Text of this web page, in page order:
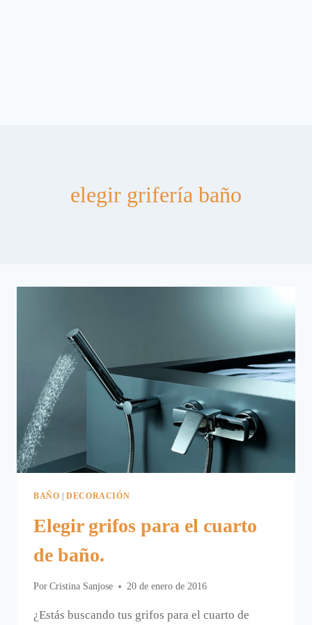
elegir grifería baño
BAÑO |DECORACIÓN
Elegir grifos para el cuarto
de baño.
Por Cristina Sanjose 20 de enero de 2016
¿Estás buscando tus grifos para el cuarto de